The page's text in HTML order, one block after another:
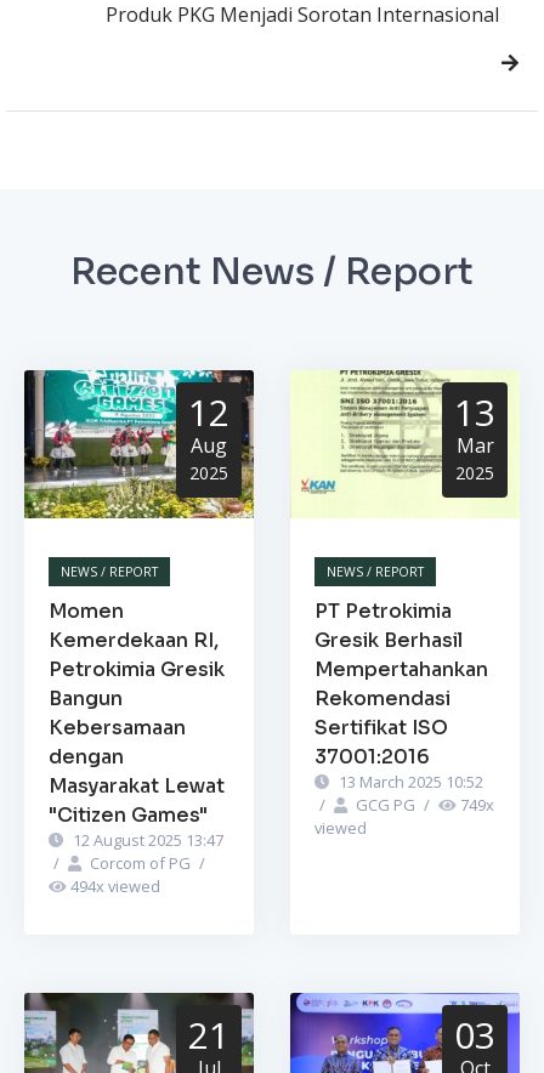
Produk PKG Menjadi Sorotan Internasional
Recent News / Report
12
Aug
2025
NEWS / REPORT
Momen
Kemerdekaan RI,
Petrokimia Gresik
Bangun
Kebersamaan
dengan
Masyarakat Lewat
"Citizen Games"
12 August 2025 13:47
/
Corcom of PG /
494x viewed
13
Mar
2025
NEWS / REPORT
PT Petrokimia
Gresik Berhasil
Mempertahankan
Rekomendasi
Sertifikat ISO
37001:2016
13 March 2025 10:52
/
GCG PG / 749x
viewed
21
Jul
03
Oct